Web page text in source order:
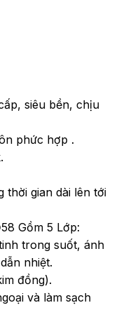
siêu bền, chịu
phức hợp .
thời gian dài lên tới
Gồm 5 Lớp:
trong suốt, ánh
nhiệt.
đồng).
và làm sạch